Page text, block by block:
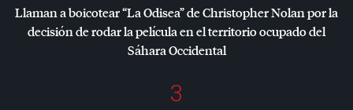
Llaman a boicotear “La Odisea” de Christopher Nolan por la
decisión de rodar la película en el territorio ocupado del
Sáhara Occidental
3